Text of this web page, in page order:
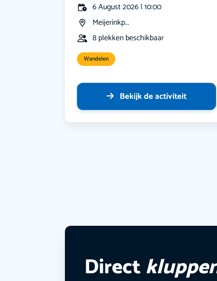
6 August 2026 | 10:00
Meijerinkp...
8 plekken beschikbaar
Wandelen
Bekijk de activiteit
Direct